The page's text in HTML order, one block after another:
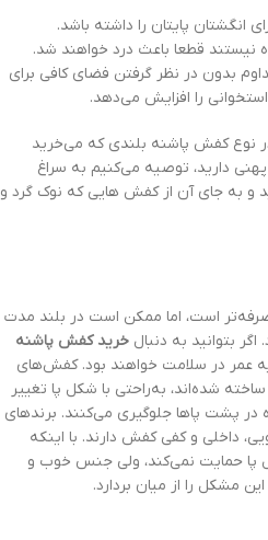
انگشتان پایتان را داشته باشد.
نیستند قطعا باعث درد خواهند شد.
بدون در نظر گرفتن فضای کافی برای
را افزایش می‌دهد.
نوع کفش پاشنه بلندی که می‌خرید
دارید، توصیه می‌کنیم به سراغ
و به جای آن از کفش هایی که نوک گرد و
است، اما ممکن است در بلند مدت
بتوانید به دنبال خرید کفش‌ پاشنه
یه عمر در سلامت خواهند بود. کفش‌های
شده‌اند، به‌راحتی با شکل پا تغییر
در پشت پاها جلوگیری می‌کنند. برندهای
داخلی و کفی کفش دارند. با اینکه
پا حمایت نمی‌کند، ولی جنس خوب و
مشکل را از میان بردارد.